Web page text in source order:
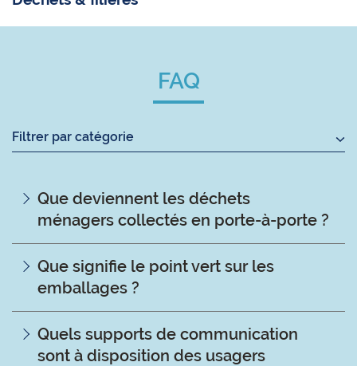
FAQ
Filtrer par catégorie
Que deviennent les déchets
ménagers collectés en porte-à-porte ?
Que signifie le point vert sur les
emballages ?
Quels supports de communication
sont à disposition des usagers